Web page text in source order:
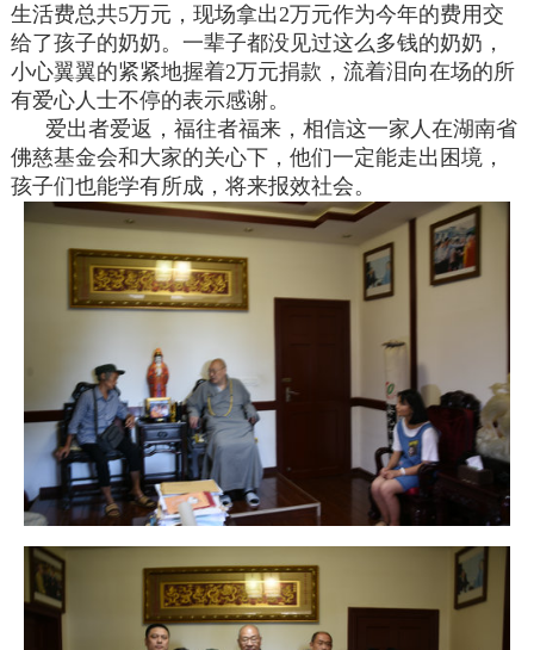
生活费总共5万元，现场拿出2万元作为今年的费用交
给了孩子的奶奶。一辈子都没见过这么多钱的奶奶，
小心翼翼的紧紧地握着2万元捐款，流着泪向在场的所
有爱心人士不停的表示感谢。
爱出者爱返，福往者福来，相信这一家人在湖南省
佛慈基金会和大家的关心下，他们一定能走出困境，
孩子们也能学有所成，将来报效社会。